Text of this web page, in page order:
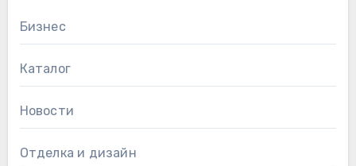
Бизнес
Каталог
Новости
Отделка и дизайн